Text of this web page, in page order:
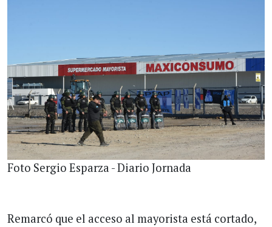
Foto Sergio Esparza - Diario Jornada
Remarcó que el acceso al mayorista está cortado,